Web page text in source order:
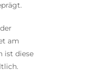
am
ist diese